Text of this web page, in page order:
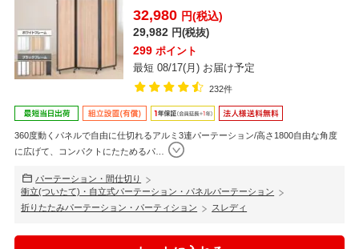
1800×高さ...
32,980 円(税込)
29,982 円(税抜)
299 ポイント
最短 08/17(月) お届け予定
232件
360度動くパネルで自由に仕切れるアルミ3連パーテーション/高さ1800自由な角度
に広げて、コンパクトにたためるパ…
パーテーション・間仕切り
衝立(ついたて)・自立式パーテーション・パネルパーテーション
折りたたみパーテーション・パーティション
スレディ